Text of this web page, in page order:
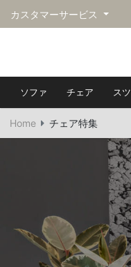
カスタマーサービス
ソファ チェア ス
Home チェア特集